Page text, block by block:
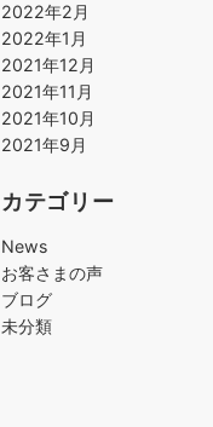
2022年2月
2022年1月
2021年12月
2021年11月
2021年10月
2021年9月
カテゴリー
News
お客さまの声
ブログ
未分類